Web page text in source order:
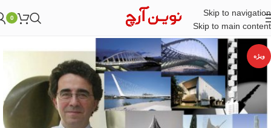
Skip to navigation
Skip to main content
0
ویژه